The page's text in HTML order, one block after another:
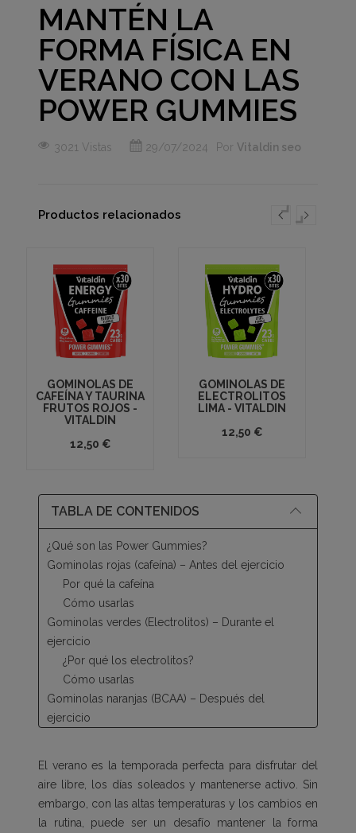
MANTÉN LA
FORMA FÍSICA EN
VERANO CON LAS
POWER GUMMIES
3021 Vistas 29/07/2024 Por Vitaldin seo
Productos relacionados
GOMINOLAS DE
CAFEÍNA Y TAURINA
FRUTOS ROJOS -
VITALDIN
12,50 €
GOMINOLAS DE
ELECTROLITOS
LIMA - VITALDIN
12,50 €
TABLA DE CONTENIDOS
¿Qué son las Power Gummies?
Gominolas rojas (cafeína) – Antes del ejercicio
Por qué la cafeína
Cómo usarlas
Gominolas verdes (Electrolitos) – Durante el
ejercicio
¿Por qué los electrolitos?
Cómo usarlas
Gominolas naranjas (BCAA) – Después del
ejercicio
Beneficios de las Power Gummies
Conveniencia y sabor
Fórmulas específicas para cada momento del
El verano es la temporada perfecta para disfrutar del
aire libre, los días soleados y mantenerse activo. Sin
embargo, con las altas temperaturas y los cambios en
la rutina, puede ser un desafío mantener la forma